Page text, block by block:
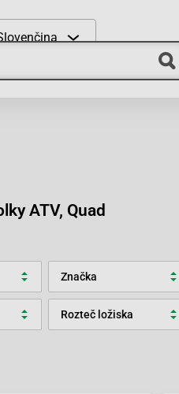
ATV, Quad
Značka
Rozteč ložiska